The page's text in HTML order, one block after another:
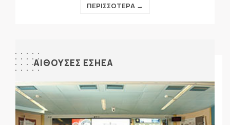
ΠΕΡΙΣΣΟΤΕΡΑ →
ΑΙΘΟΥΣΕΣ ΕΣΗΕΑ